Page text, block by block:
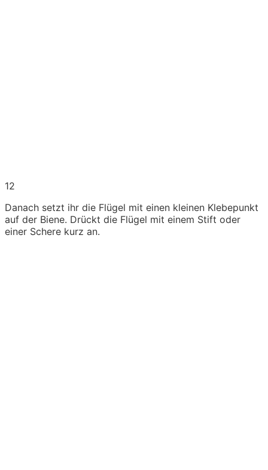
12
Danach setzt ihr die Flügel mit einen kleinen Klebepunkt
auf der Biene. Drückt die Flügel mit einem Stift oder
einer Schere kurz an.